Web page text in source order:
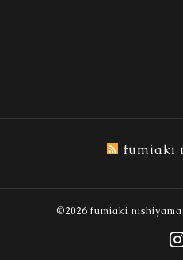
fumiaki
©2026 fumiaki nishiyama